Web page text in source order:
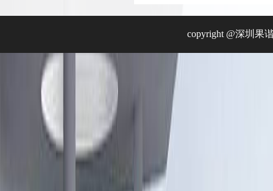
copyright @深圳果